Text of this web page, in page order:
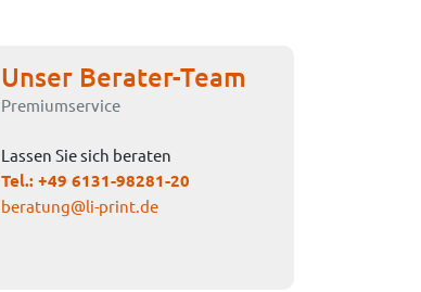
Unser Berater-Team
Premiumservice
Lassen Sie sich beraten
Tel.: +49 6131-98281-20
beratung@li-print.de